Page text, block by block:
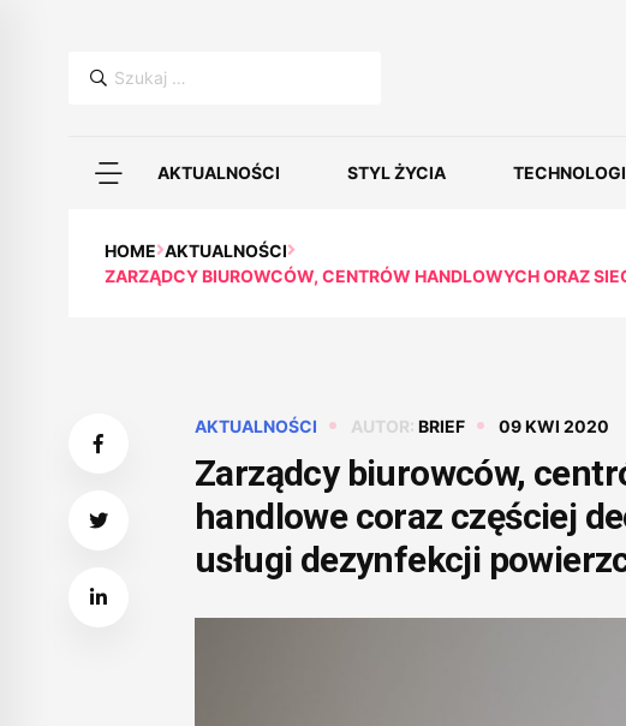
Szukaj:
AKTUALNOŚCI STYL ŻYCIA
HOME AKTUALNOŚCI
ZARZĄDCY BIUROWCÓW, CENTRÓW HANDLOWYCH ORAZ
AKTUALNOŚCI AUTOR: BRIEF 09 KWI 2020
Zarządcy biurowców,
handlowe coraz częściej
usługi dezynfekcji